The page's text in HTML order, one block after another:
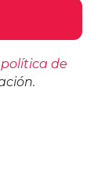
política de